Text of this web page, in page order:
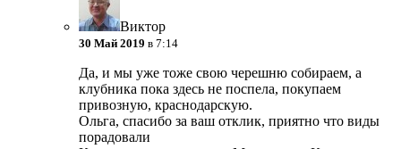
Виктор
30 Май 2019 в 7:14
Да, и мы уже тоже свою черешню собираем, а
клубника пока здесь не поспела, покупаем
привозную, краснодарскую.
Ольга, спасибо за ваш отклик, приятно что виды
порадовали